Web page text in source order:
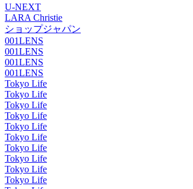
U-NEXT
LARA Christie
ショップジャパン
001LENS
001LENS
001LENS
001LENS
Tokyo Life
Tokyo Life
Tokyo Life
Tokyo Life
Tokyo Life
Tokyo Life
Tokyo Life
Tokyo Life
Tokyo Life
Tokyo Life